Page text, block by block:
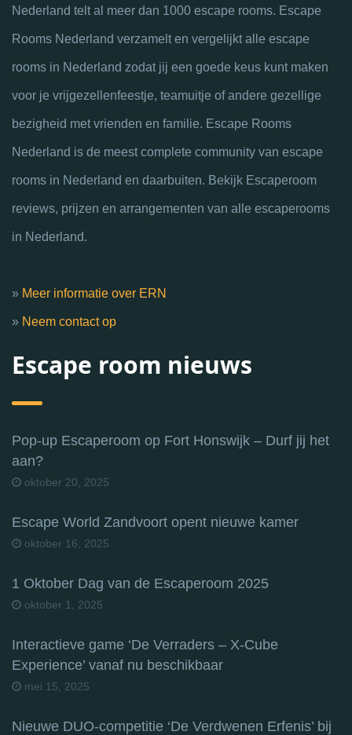
Nederland telt al meer dan 1000 escape rooms. Escape
Rooms Nederland verzamelt en vergelijkt alle escape
rooms in Nederland zodat jij een goede keus kunt maken
voor je vrijgezellenfeestje, teamuitje of andere gezellige
bezigheid met vrienden en familie. Escape Rooms
Nederland is de meest complete community van escape
rooms in Nederland en daarbuiten. Bekijk Escaperoom
reviews, prijzen en arrangementen van alle escaperooms
in Nederland.
» Meer informatie over ERN
» Neem contact op
Escape room nieuws
Pop-up Escaperoom op Fort Honswijk – Durf jij het
aan?
oktober 20, 2025
Escape World Zandvoort opent nieuwe kamer
oktober 16, 2025
1 Oktober Dag van de Escaperoom 2025
oktober 1, 2025
Interactieve game ‘De Verraders – X-Cube
Experience’ vanaf nu beschikbaar
mei 15, 2025
Nieuwe DUO-competitie ‘De Verdwenen Erfenis’ bij